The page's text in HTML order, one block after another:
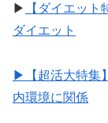
▶︎
【ダイエッ
ダイエット
▶︎【超活大特集
内環境に関係